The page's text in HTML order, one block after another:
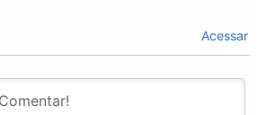
Acessar